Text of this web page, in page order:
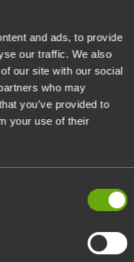
and ads, to provide
our traffic. We also
our site with our social
who may
you’ve provided to
your use of their
–
ja
jossa
omia